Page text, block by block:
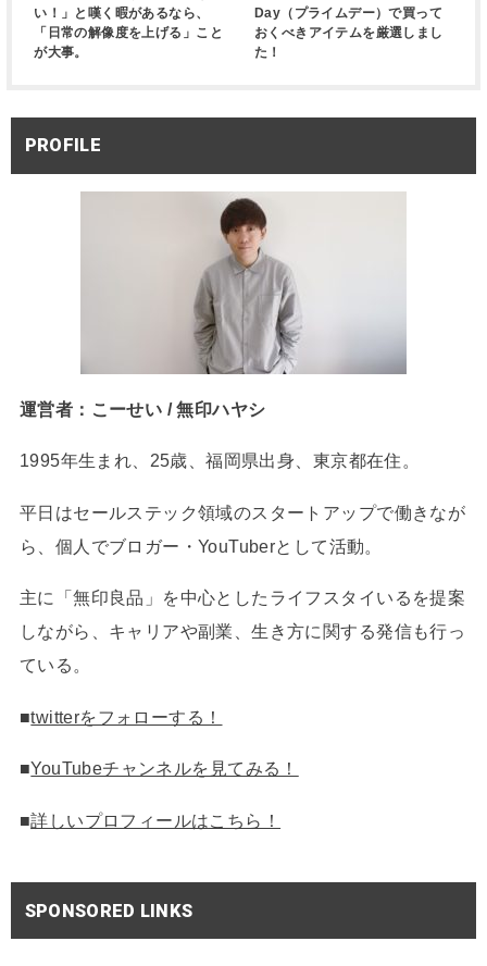
い！」と嘆く暇があるなら、
「日常の解像度を上げる」こと
が大事。
Day（プライムデー）で買って
おくべきアイテムを厳選しまし
た！
PROFILE
運営者：こーせい / 無印ハヤシ
1995年生まれ、25歳、福岡県出身、東京都在住。
平日はセールステック領域のスタートアップで働きなが
ら、個人でブロガー・YouTuberとして活動。
主に「無印良品」を中心としたライフスタイいるを提案
しながら、キャリアや副業、生き方に関する発信も行っ
ている。
■twitterをフォローする！
■YouTubeチャンネルを見てみる！
■詳しいプロフィールはこちら！
SPONSORED LINKS